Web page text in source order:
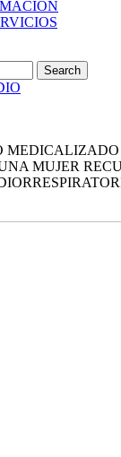
MEDICALIZADO
MUJER